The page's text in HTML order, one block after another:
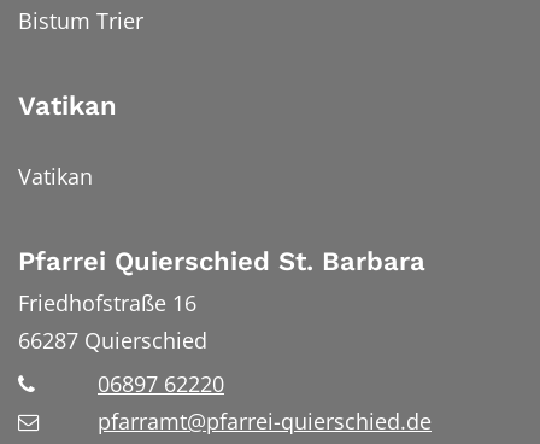
Bistum Trier
Vatikan
Vatikan
Pfarrei Quierschied St. Barbara
Friedhofstraße 16
66287 Quierschied
06897 62220
pfarramt@pfarrei-quierschied.de